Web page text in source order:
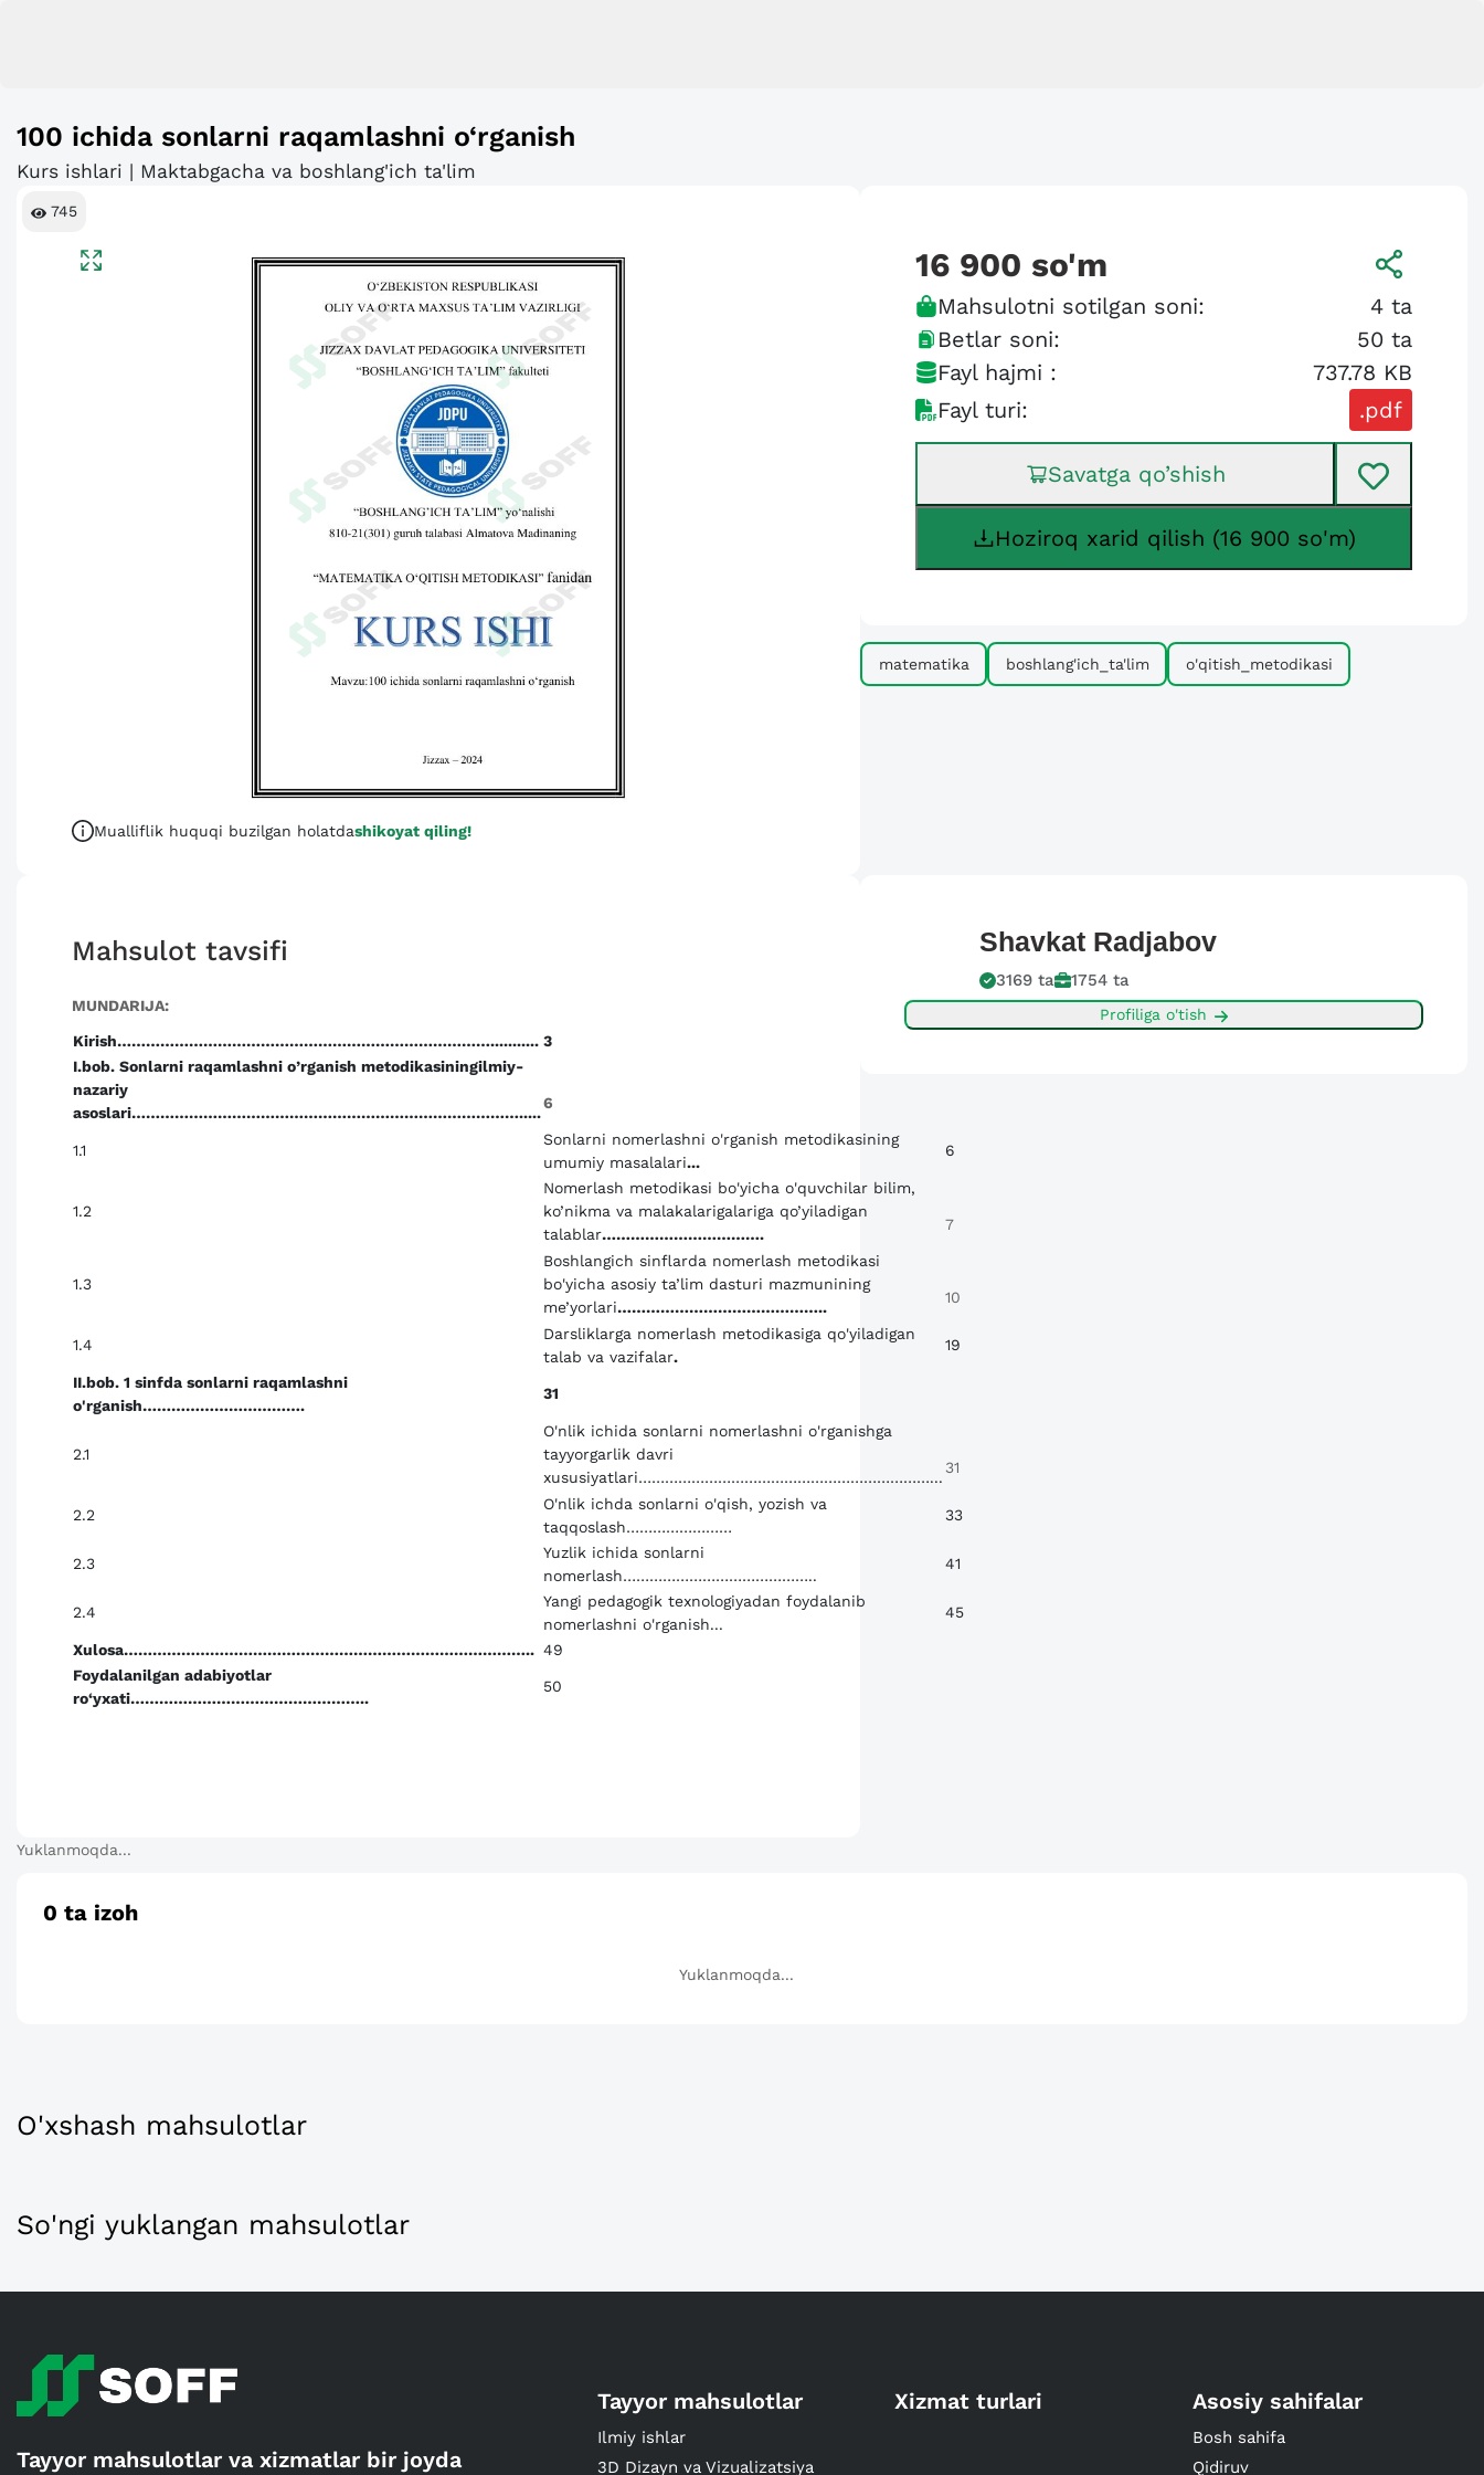
100 ichida sonlarni raqamlashni o‘rganish
Kurs ishlari | Maktabgacha va boshlang'ich ta'lim
745
Mualliflik huquqi buzilgan holatdashikoyat qiling!
16 900 so'm
Mahsulotni sotilgan soni: 4 ta
Betlar soni:
50 ta
Fayl hajmi :
737.78 KB
Fayl turi:
.pdf
Savatga qo’shish
Hoziroq xarid qilish (16 900 so'm)
matematika boshlang'ich_ta'lim o'qitish_metodikasi
Mahsulot tavsifi
MUNDARIJA:
Kirish……………………………………………………………………........... 3
I.bob. Sonlarni raqamlashni o’rganish metodikasiningilmiy-
nazariy
asoslari……………………………………………………………………….....
6
1.1
Sonlarni nomerlashni o'rganish metodikasining
umumiy masalalari...
6
1.2
Nomerlash metodikasi bo'yicha o'quvchilar bilim,
ko’nikma va malakalarigalariga qo’yiladigan
talablar…………………………….
7
1.3
Boshlangich sinflarda nomerlash metodikasi
bo'yicha asosiy ta’lim dasturi mazmunining
me’yorlari……………………………………..
10
1.4
Darsliklarga nomerlash metodikasiga qo'yiladigan
talab va vazifalar.
19
II.bob. 1 sinfda sonlarni raqamlashni
o'rganish…………………………….
31
2.1
O'nlik ichida sonlarni nomerlashni o'rganishga
tayyorgarlik davri
xususiyatlari…………………………………………………………...
31
2.2
O'nlik ichda sonlarni o'qish, yozish va
taqqoslash……………………
33
2.3
Yuzlik ichida sonlarni
nomerlash……………………………………..
41
2.4
Yangi pedagogik texnologiyadan foydalanib
nomerlashni o'rganish...
45
Xulosa………………………………………………………………………….. 49
Foydalanilgan adabiyotlar
ro‘yxati…………………………………………..
50
Shavkat Radjabov
3169 ta 1754 ta
Profiliga o'tish
Yuklanmoqda...
0 ta izoh
Yuklanmoqda...
O'xshash mahsulotlar
So'ngi yuklangan mahsulotlar
Tayyor mahsulotlar va xizmatlar bir joyda
Tayyor mahsulotlar
Ilmiy ishlar
3D Dizayn va Vizualizatsiya
Xizmat turlari Asosiy sahifalar
Bosh sahifa
Qidiruv